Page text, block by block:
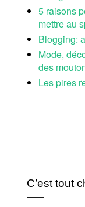
5 raisons
mettre au
Blogging:
Mode,
des
Les pires
C’est tout